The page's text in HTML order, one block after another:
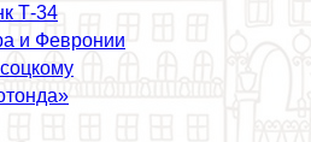
Т-34
и Февронии